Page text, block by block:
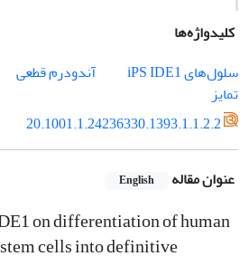
کلیدواژه‌ها
سلول‌های iPSIDE1 آندودرم قطعی
تمایز
20.1001.1.24236330.1393.1.1.2.2
عنوان مقاله English
on differentiation of human
cells into definitive